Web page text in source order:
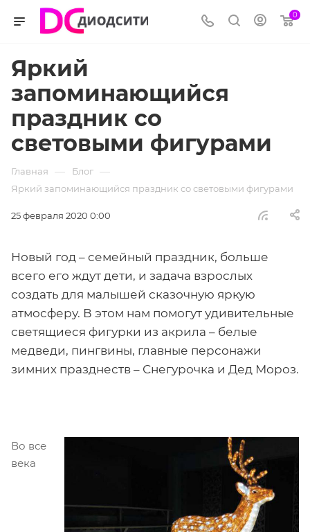
0
Яркий
запоминающийся
праздник со
световыми фигурами
Главная — Блог —
Яркий запоминающийся праздник со световыми фигурами
25 февраля 2020 0:00
Новый год – семейный праздник, больше
всего его ждут дети, и задача взрослых
создать для малышей сказочную яркую
атмосферу. В этом нам помогут удивительные
светящиеся фигурки из акрила – белые
медведи, пингвины, главные персонажи
зимних празднеств – Снегурочка и Дед Мороз.
Во все
века